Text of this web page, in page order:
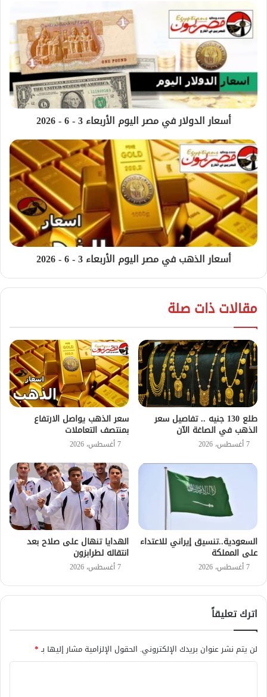
أسعار الدولار في مصر اليوم الأربعاء 3 - 6 - 2026
أسعار الذهب في مصر اليوم الأربعاء 3 - 6 - 2026
مقالات ذات صلة
طلع 130 جنيه .. تفاصيل سعر
الذهب في الصاغة الآن
7 أغسطس، 2026
سعر الذهب يواصل الارتفاع
بمنتصف التعاملات
7 أغسطس، 2026
السعودية..تنسيق إيراني للاعتداء
على المملكة
7 أغسطس، 2026
الهدايا تنهال على صلاح بعد
انتقاله لطرابزون
7 أغسطس، 2026
اترك تعليقاً
لن يتم نشر عنوان بريدك الإلكتروني. الحقول الإلزامية مشار إليها بـ*